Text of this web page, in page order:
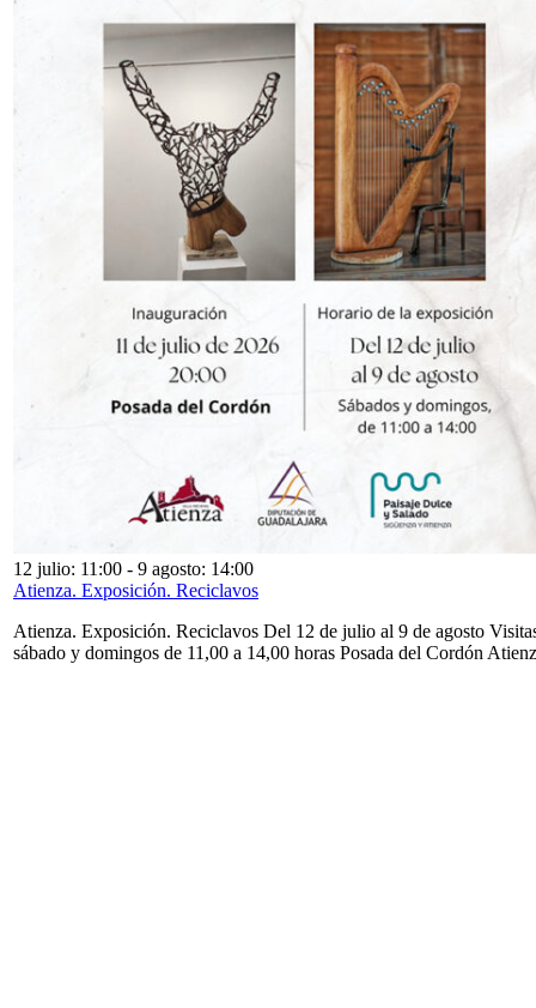
12 julio: 11:00 - 9 agosto: 14:00
Atienza. Exposición. Reciclavos
Atienza. Exposición. Reciclavos Del 12 de julio al 9 de agosto
sábado y domingos de 11,00 a 14,00 horas Posada del Cordón